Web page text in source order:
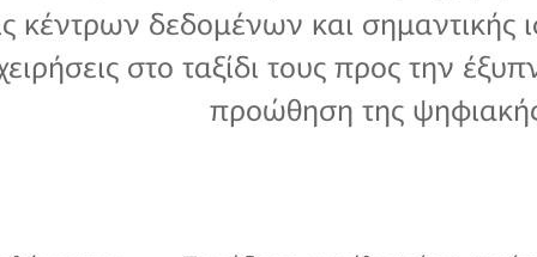
κέντρων δεδομένων και σημαντικής
στο ταξίδι τους προς την
προώθηση της